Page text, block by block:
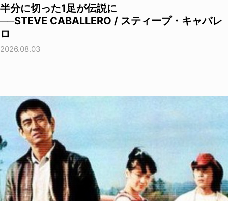
半分に切った1足が伝説に
──STEVE CABALLERO / スティーブ・キャバレ
ロ
2026.08.03